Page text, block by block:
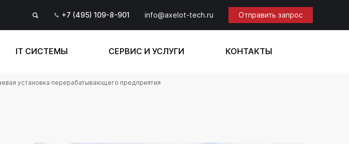
+7 (495) 109-8-901 info@axelot-tech.ru Отправить запрос
IT СИСТЕМЫ СЕРВИС И УСЛУГИ КОНТАКТЫ
установка перерабатывающего предприятия